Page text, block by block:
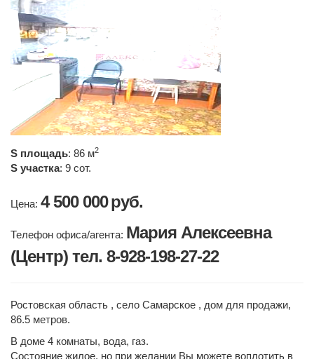
S площадь: 86 м2
S участка: 9 сот.
Цена: 4 500 000руб.
Телефон офиса/агента: Мария Алексеевна
(Центр) тел. 8-928-198-27-22
Ростовская область , село Самарское , дом для продажи,
86.5 метров.
В доме 4 комнаты, вода, газ.
Состояние жилое, но при желании Вы можете воплотить в